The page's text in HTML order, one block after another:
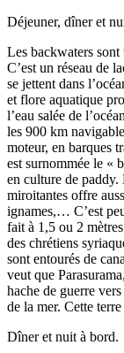
Déjeuner, dîner et
Les backwaters
C’est un réseau de
se jettent dans
et flore aquatique
l’eau salée de
les 900 km
moteur, en barques
est surnommée le «
en culture de paddy.
miroitantes offre
ignames,… C’est
fait à 1,5 ou 2
des chrétiens
sont entourés de
veut que
hache de guerre
de la mer. Cette
Dîner et nuit à bord.